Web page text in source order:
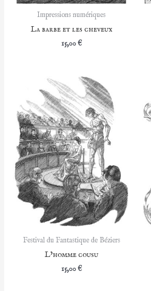
Impressions numériques
La barbe et les cheveux
15,00€
Festival du Fantastique de Béziers
L’homme cousu
15,00€